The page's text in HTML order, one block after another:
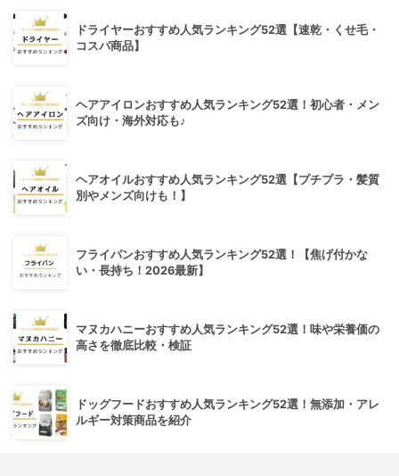
ドライヤーおすすめ人気ランキング52選【速乾・くせ毛・
コスパ商品】
ヘアアイロンおすすめ人気ランキング52選！初心者・メン
ズ向け・海外対応も♪
ヘアオイルおすすめ人気ランキング52選【プチプラ・髪質
別やメンズ向けも！】
フライパンおすすめ人気ランキング52選！【焦げ付かな
い・長持ち！2026最新】
マヌカハニーおすすめ人気ランキング52選！味や栄養価の
高さを徹底比較・検証
ドッグフードおすすめ人気ランキング52選！無添加・アレ
ルギー対策商品を紹介